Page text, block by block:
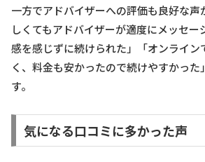
一方でアドバイザーへの評価も良好な声
しくてもアドバイザーが適度にメッセー
感を感じずに続けられた」「オンライン
く、料金も安かったので続けやすかった
す。
気になる口コミに多かった声